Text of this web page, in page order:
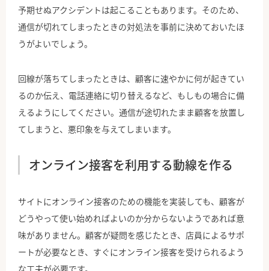
予期せぬアクシデントは起こることもあります。そのため、
通信が切れてしまったときの対処法を事前に決めておいたほ
うがよいでしょう。
回線が落ちてしまったときは、顧客に速やかに何が起きてい
るのか伝え、電話連絡に切り替えるなど、もしもの場合に備
えるようにしてください。通信が途切れたまま顧客を放置し
てしまうと、悪印象を与えてしまいます。
オンライン接客を利用する動線を作る
サイトにオンライン接客のための機能を実装しても、顧客が
どうやって使い始めればよいのか分からないようであれば意
味がありません。顧客が疑問を感じたとき、店員によるサポ
ートが必要なとき、すぐにオンライン接客を受けられるよう